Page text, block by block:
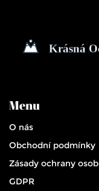
Menu
O nás
Obchodní podmínky
Zásady ochrany
GDPR